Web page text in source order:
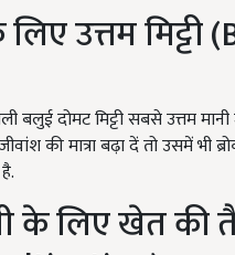
उत्तम
दोमट मिट्टी सबसे उत्तम मानी
की मात्रा बढ़ा दें तो उसमें भी
के लिए खेत की